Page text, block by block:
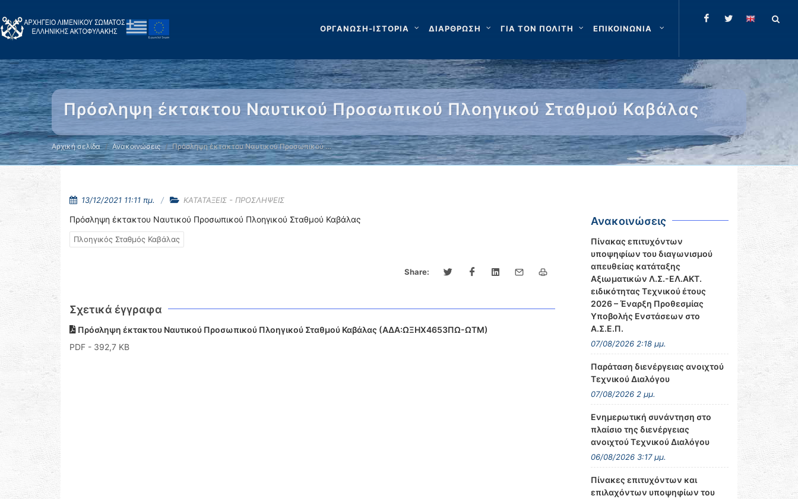
ΟΡΓΑΝΩΣΗ-ΙΣΤΟΡΙΑ ΔΙΑΡΘΡΩΣΗ ΓΙΑ ΤΟΝ ΠΟΛΙΤΗ ΕΠΙΚΟΙΝΩΝΙΑ
Πρόσληψη έκτακτου Ναυτικού Προσωπικού Πλοηγικού Σταθμού Καβάλας
Αρχική σελίδα Ανακοινώσεις Πρόσληψη έκτακτου Ναυτικού Προσωπικού …
13/12/2021 11:11 πμ. ΚΑΤΑΤΑΞΕΙΣ - ΠΡΟΣΛΗΨΕΙΣ
Πρόσληψη έκτακτου Ναυτικού Προσωπικού Πλοηγικού Σταθμού Καβάλας
Πλοηγικός Σταθμός Καβάλας
Share:
Σχετικά έγγραφα
Πρόσληψη έκτακτου Ναυτικού Προσωπικού Πλοηγικού Σταθμού Καβάλας (ΑΔΑ:ΩΞΗΧ4653ΠΩ-ΩΤΜ)
PDF - 392,7 KB
Ανακοινώσεις
Πίνακας επιτυχόντων
υποψηφίων του διαγωνισμού
απευθείας κατάταξης
Αξιωματικών Λ.Σ.-ΕΛ.ΑΚΤ.
ειδικότητας Τεχνικού έτους
2026 – Έναρξη Προθεσμίας
Υποβολής Ενστάσεων στο
Α.Σ.Ε.Π.
07/08/2026 2:18 μμ.
Παράταση διενέργειας ανοιχτού
Τεχνικού Διαλόγου
07/08/2026 2 μμ.
Ενημερωτική συνάντηση στο
πλαίσιο της διενέργειας
ανοιχτού Τεχνικού Διαλόγου
06/08/2026 3:17 μμ.
Πίνακες επιτυχόντων και
επιλαχόντων υποψηφίων του